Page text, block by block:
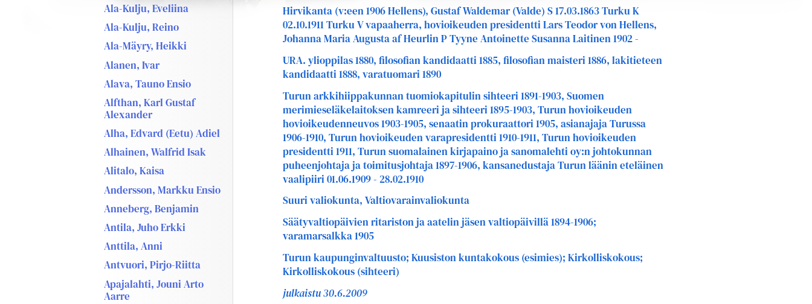
Ala-Kulju, Eveliina
Ala-Kulju, Reino
Ala-Mäyry, Heikki
Alanen, Ivar
Alava, Tauno Ensio
Alfthan, Karl Gustaf
Alexander
Alha, Edvard (Eetu) Adiel
Alhainen, Walfrid Isak
Alitalo, Kaisa
Andersson, Markku Ensio
Anneberg, Benjamin
Antila, Juho Erkki
Anttila, Anni
Antvuori, Pirjo-Riitta
Apajalahti, Jouni Arto
Aarre
Hirvikanta (v:een 1906 Hellens), Gustaf Waldemar (Valde) S 17.03.1863 Turku K
02.10.1911 Turku V vapaaherra, hovioikeuden presidentti Lars Teodor von Hellens,
Johanna Maria Augusta af Heurlin P Tyyne Antoinette Susanna Laitinen 1902 -
URA. ylioppilas 1880, filosofian kandidaatti 1885, filosofian maisteri 1886, lakitieteen
kandidaatti 1888, varatuomari 1890
Turun arkkihiippakunnan tuomiokapitulin sihteeri 1891-1903, Suomen
merimieseläkelaitoksen kamreeri ja sihteeri 1895-1903, Turun hovioikeuden
hovioikeudenneuvos 1903-1905, senaatin prokuraattori 1905, asianajaja Turussa
1906-1910, Turun hovioikeuden varapresidentti 1910-1911, Turun hovioikeuden
presidentti 1911, Turun suomalainen kirjapaino ja sanomalehti oy:n johtokunnan
puheenjohtaja ja toimitusjohtaja 1897-1906, kansanedustaja Turun läänin eteläinen
vaalipiiri 01.06.1909 - 28.02.1910
Suuri valiokunta, Valtiovarainvaliokunta
Säätyvaltiopäivien ritariston ja aatelin jäsen valtiopäivillä 1894-1906;
varamarsalkka 1905
Turun kaupunginvaltuusto; Kuusiston kuntakokous (esimies); Kirkolliskokous;
Kirkolliskokous (sihteeri)
julkaistu 30.6.2009